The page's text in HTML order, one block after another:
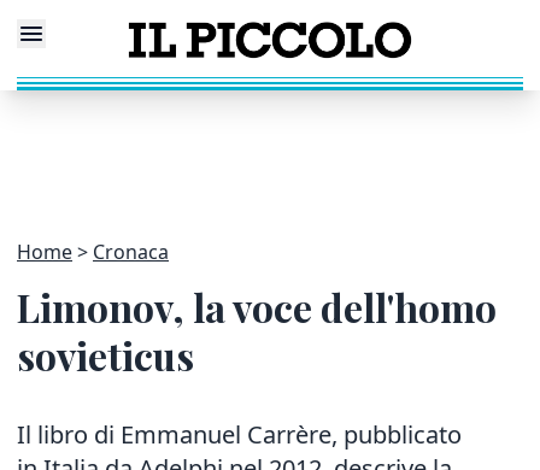
Home Cronaca
Limonov, la voce dell'homo
sovieticus
Il libro di Emmanuel Carrère, pubblicato